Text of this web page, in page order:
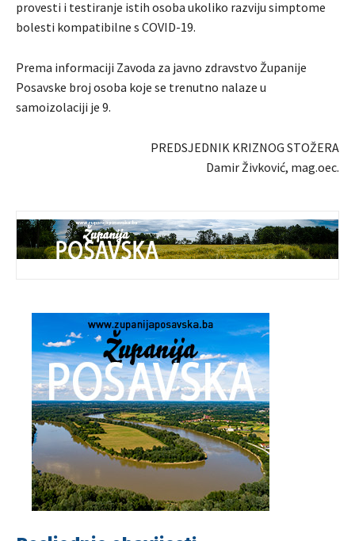
provesti i testiranje istih osoba ukoliko razviju simptome
bolesti kompatibilne s COVID-19.
Prema informaciji Zavoda za javno zdravstvo Županije
Posavske broj osoba koje se trenutno nalaze u
samoizolaciji je 9.
PREDSJEDNIK KRIZNOG STOŽERA
Damir Živković, mag.oec.